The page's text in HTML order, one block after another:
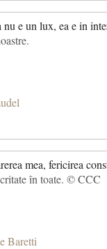
nu e un lux, ea e in
mea, fericirea
în toate. © CCC
Baretti